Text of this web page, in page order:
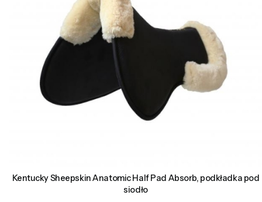
Kentucky Sheepskin Anatomic Half Pad Absorb, podkładka pod
siodło